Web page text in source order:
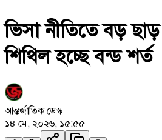
ভিসা নীতিতে বড় ছাড়
শিথিল হচ্ছে বন্ড শর্ত
আন্তর্জাতিক ডেস্ক
১৪ মে, ২০২৬, ১৫:৫৫